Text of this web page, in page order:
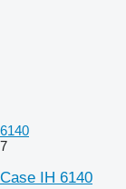
6140
7
Case IH 6140